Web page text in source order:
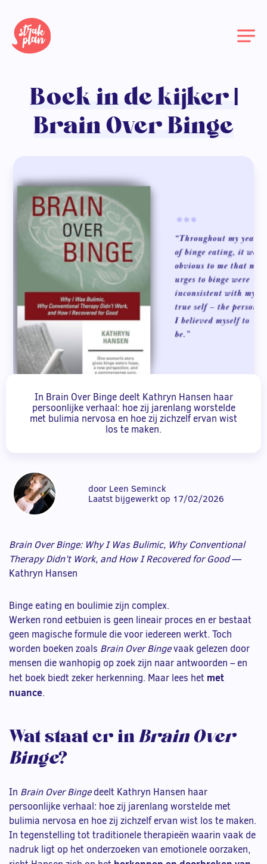
Boek in de kijker |
Brain Over Binge
In Brain Over Binge deelt Kathryn Hansen haar
persoonlijke verhaal: hoe zij jarenlang worstelde
met bulimia nervosa en hoe zij zichzelf ervan wist
los te maken.
door Leen Seminck
Laatst bijgewerkt op 17/02/2026
Brain Over Binge: Why I Was Bulimic, Why Conventional
Therapy Didn’t Work, and How I Recovered for Good—
Kathryn Hansen
Binge eating en boulimie zijn complex.
Werken rond eetbuien is geen lineair proces en er bestaat
geen magische formule die voor iedereen werkt. Toch
worden boeken zoals Brain Over Bingevaak gelezen door
mensen die wanhopig op zoek zijn naar antwoorden – en
het boek biedt zeker herkenning. Maar lees het met
nuance.
Wat staat er in Brain Over
Binge?
In Brain Over Bingedeelt Kathryn Hansen haar
persoonlijke verhaal: hoe zij jarenlang worstelde met
bulimia nervosa en hoe zij zichzelf ervan wist los te maken.
In tegenstelling tot traditionele therapieën waarin vaak de
nadruk ligt op het onderzoeken van emotionele oorzaken,